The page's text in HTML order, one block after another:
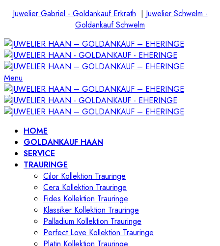
Juwelier Gabriel - Goldankauf Erkrath | Juwelier Schwelm -
Goldankauf Schwelm
Menu
HOME
GOLDANKAUF HAAN
SERVICE
TRAURINGE
Cilor Kollektion Trauringe
Cera Kollektion Trauringe
Fides Kollektion Trauringe
Klassiker Kollektion Trauringe
Palladium Kollektion Trauringe
Perfect Love Kollektion Trauringe